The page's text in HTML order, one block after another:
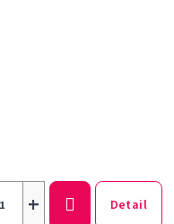
+ Detail